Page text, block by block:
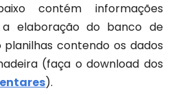
contém informações
elaboração do banco de
planilhas contendo os dados
(faça o download dos
).